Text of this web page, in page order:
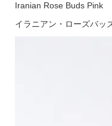
Iranian Rose Buds Pink
イラニアン・ローズバッ